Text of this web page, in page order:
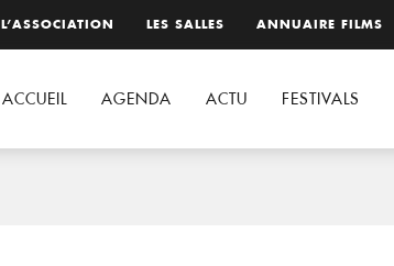
L’ASSOCIATION LES SALLES ANNUAIRE FILMS
ACCUEIL AGENDA ACTU FESTIVALS